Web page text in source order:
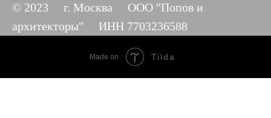
© 2023 г. Москва ООО "Попов и
архитекторы" ИНН 7703236588
Made on Tilda